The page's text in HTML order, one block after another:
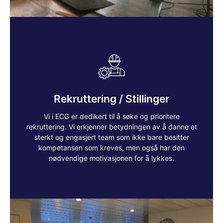
Rekruttering / Stillinger
Vi i ECG er dedikert til å søke og prioritere
rekruttering. Vi erkjenner betydningen av å danne et
sterkt og engasjert team som ikke bare besitter
kompetansen som kreves, men også har den
nødvendige motivasjonen for å lykkes.
Lokale
Vi oppfordrer kvalifiserte lokale kandidater til å
jobbvekst. Hos oss kan du forvente et inkluderende
miljø, der mangfold og respekt for hver enkelt er
læring og utvikling, og tilbyr muligheter for
karrierevekst og personlig utfoldelse.
Les mer